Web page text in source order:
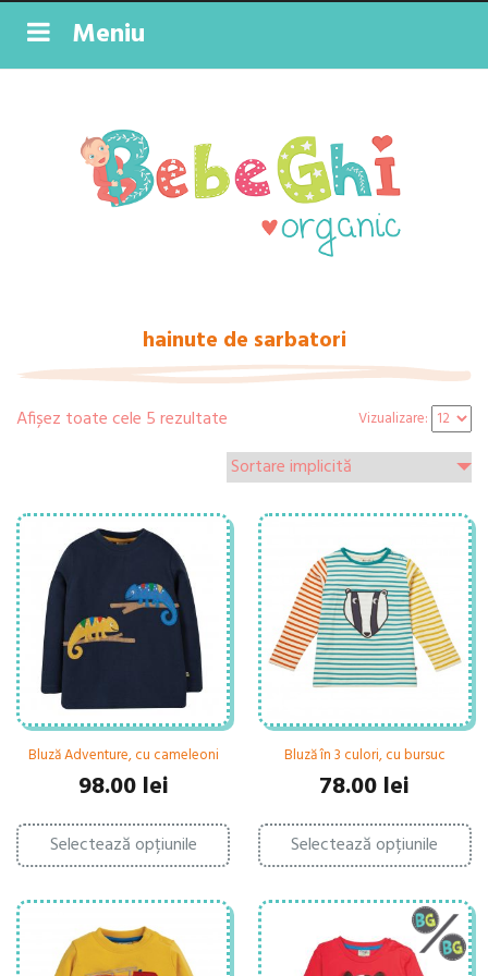
Meniu
hainute de sarbatori
Afișez toate cele 5 rezultate Vizualizare:
Bluză Adventure, cu cameleoni
98.00 lei
Selectează opțiunile
Acest
produs
are
multe
variații.
Opțiunile
pot
Bluză în 3 culori, cu bursuc
78.00 lei
Selectează opțiunile